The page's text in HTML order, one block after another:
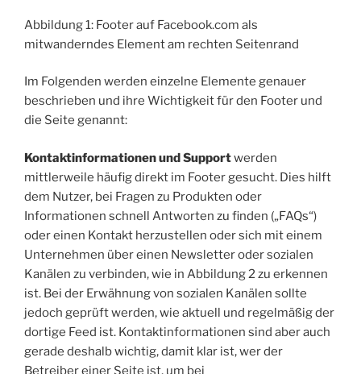
Abbildung 1: Footer auf Facebook.com als
mitwanderndes Element am rechten Seitenrand
Im Folgenden werden einzelne Elemente genauer
beschrieben und ihre Wichtigkeit für den Footer und
die Seite genannt:
Kontaktinformationen und Supportwerden
mittlerweile häufig direkt im Footer gesucht. Dies hilft
dem Nutzer, bei Fragen zu Produkten oder
Informationen schnell Antworten zu finden („FAQs“)
oder einen Kontakt herzustellen oder sich mit einem
Unternehmen über einen Newsletter oder sozialen
Kanälen zu verbinden, wie in Abbildung 2 zu erkennen
ist. Bei der Erwähnung von sozialen Kanälen sollte
jedoch geprüft werden, wie aktuell und regelmäßig der
dortige Feed ist. Kontaktinformationen sind aber auch
gerade deshalb wichtig, damit klar ist, wer der
Betreiber einer Seite ist, um bei